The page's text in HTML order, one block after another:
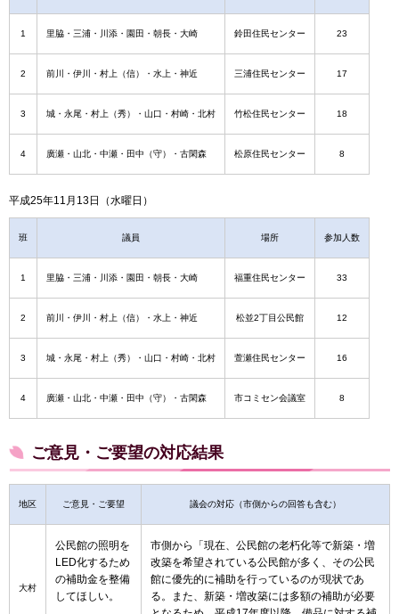
1 里脇・三浦・川添・園田・朝長・大崎 鈴田住民センター 23
2 前川・伊川・村上（信）・水上・神近 三浦住民センター 17
3 城・永尾・村上（秀）・山口・村崎・北村 竹松住民センター 18
4 廣瀬・山北・中瀬・田中（守）・古閑森 松原住民センター 8
平成25年11月13日（水曜日）
班 議員 場所 参加人数
1 里脇・三浦・川添・園田・朝長・大崎 福重住民センター 33
2 前川・伊川・村上（信）・水上・神近 松並2丁目公民館 12
3 城・永尾・村上（秀）・山口・村崎・北村 萱瀬住民センター 16
4 廣瀬・山北・中瀬・田中（守）・古閑森 市コミセン会議室 8
ご意見・ご要望の対応結果
地区 ご意見・ご要望 議会の対応（市側からの回答も含む）
大村
公民館の照明を
LED化するため
の補助金を整備
してほしい。
市側から「現在、公民館の老朽化等で新築・増
改築を希望されている公民館が多く、その公民
館に優先的に補助を行っているのが現状であ
る。また、新築・増改築には多額の補助が必要